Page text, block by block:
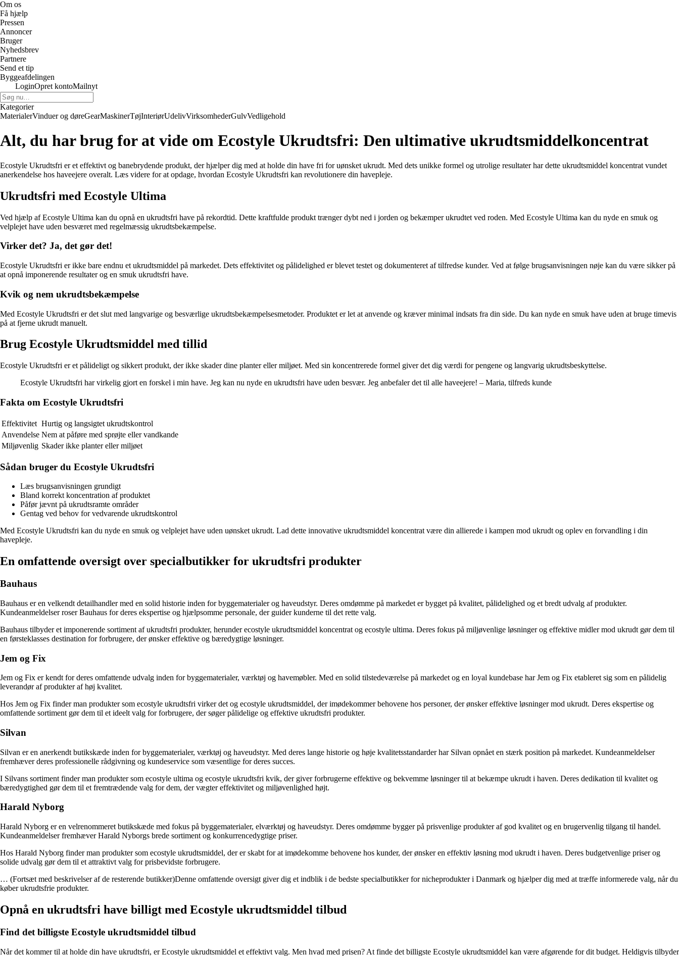
Om os
Få hjælp
Pressen
Annoncer
Bruger
Nyhedsbrev
Partnere
Send et tip
Byggeafdelingen
LoginOpret kontoMailnyt
Kategorier
MaterialerVinduer og døreGearMaskinerTøjInteriørUdelivVirksomhederGulvVedligehold
Alt, du har brug for at vide om Ecostyle Ukrudtsfri: Den ultimative ukrudtsmiddelkoncentrat
Ecostyle Ukrudtsfri er et effektivt og banebrydende produkt, der hjælper dig med at holde din have fri for uønsket ukrudt. Med dets unikke formel og utrolige resultater har dette ukrudtsmiddel koncentrat vundet
anerkendelse hos haveejere overalt. Læs videre for at opdage, hvordan Ecostyle Ukrudtsfri kan revolutionere din havepleje.
Ukrudtsfri med Ecostyle Ultima
Ved hjælp af Ecostyle Ultima kan du opnå en ukrudtsfri have på rekordtid. Dette kraftfulde produkt trænger dybt ned i jorden og bekæmper ukrudtet ved roden. Med Ecostyle Ultima kan du nyde en smuk og
velplejet have uden besværet med regelmæssig ukrudtsbekæmpelse.
Virker det? Ja, det gør det!
Ecostyle Ukrudtsfri er ikke bare endnu et ukrudtsmiddel på markedet. Dets effektivitet og pålidelighed er blevet testet og dokumenteret af tilfredse kunder. Ved at følge brugsanvisningen nøje kan du være sikker på
at opnå imponerende resultater og en smuk ukrudtsfri have.
Kvik og nem ukrudtsbekæmpelse
Med Ecostyle Ukrudtsfri er det slut med langvarige og besværlige ukrudtsbekæmpelsesmetoder. Produktet er let at anvende og kræver minimal indsats fra din side. Du kan nyde en smuk have uden at bruge timevis
på at fjerne ukrudt manuelt.
Brug Ecostyle Ukrudtsmiddel med tillid
Ecostyle Ukrudtsfri er et pålideligt og sikkert produkt, der ikke skader dine planter eller miljøet. Med sin koncentrerede formel giver det dig værdi for pengene og langvarig ukrudtsbeskyttelse.
Ecostyle Ukrudtsfri har virkelig gjort en forskel i min have. Jeg kan nu nyde en ukrudtsfri have uden besvær. Jeg anbefaler det til alle haveejere! – Maria, tilfreds kunde
Fakta om Ecostyle Ukrudtsfri
Effektivitet Hurtig og langsigtet ukrudtskontrol
Anvendelse Nem at påføre med sprøjte eller vandkande
Miljøvenlig Skader ikke planter eller miljøet
Sådan bruger du Ecostyle Ukrudtsfri
Læs brugsanvisningen grundigt
Bland korrekt koncentration af produktet
Påfør jævnt på ukrudtsramte områder
Gentag ved behov for vedvarende ukrudtskontrol
Med Ecostyle Ukrudtsfri kan du nyde en smuk og velplejet have uden uønsket ukrudt. Lad dette innovative ukrudtsmiddel koncentrat være din allierede i kampen mod ukrudt og oplev en forvandling i din
havepleje.
En omfattende oversigt over specialbutikker for ukrudtsfri produkter
Bauhaus
Bauhaus er en velkendt detailhandler med en solid historie inden for byggematerialer og haveudstyr. Deres omdømme på markedet er bygget på kvalitet, pålidelighed og et bredt udvalg af produkter.
Kundeanmeldelser roser Bauhaus for deres ekspertise og hjælpsomme personale, der guider kunderne til det rette valg.
Bauhaus tilbyder et imponerende sortiment af ukrudtsfri produkter, herunder ecostyle ukrudtsmiddel koncentrat og ecostyle ultima. Deres fokus på miljøvenlige løsninger og effektive midler mod ukrudt gør dem til
en førsteklasses destination for forbrugere, der ønsker effektive og bæredygtige løsninger.
Jem og Fix
Jem og Fix er kendt for deres omfattende udvalg inden for byggematerialer, værktøj og havemøbler. Med en solid tilstedeværelse på markedet og en loyal kundebase har Jem og Fix etableret sig som en pålidelig
leverandør af produkter af høj kvalitet.
Hos Jem og Fix finder man produkter som ecostyle ukrudtsfri virker det og ecostyle ukrudtsmiddel, der imødekommer behovene hos personer, der ønsker effektive løsninger mod ukrudt. Deres ekspertise og
omfattende sortiment gør dem til et ideelt valg for forbrugere, der søger pålidelige og effektive ukrudtsfri produkter.
Silvan
Silvan er en anerkendt butikskæde inden for byggematerialer, værktøj og haveudstyr. Med deres lange historie og høje kvalitetsstandarder har Silvan opnået en stærk position på markedet. Kundeanmeldelser
fremhæver deres professionelle rådgivning og kundeservice som væsentlige for deres succes.
I Silvans sortiment finder man produkter som ecostyle ultima og ecostyle ukrudtsfri kvik, der giver forbrugerne effektive og bekvemme løsninger til at bekæmpe ukrudt i haven. Deres dedikation til kvalitet og
bæredygtighed gør dem til et fremtrædende valg for dem, der vægter effektivitet og miljøvenlighed højt.
Harald Nyborg
Harald Nyborg er en velrenommeret butikskæde med fokus på byggematerialer, elværktøj og haveudstyr. Deres omdømme bygger på prisvenlige produkter af god kvalitet og en brugervenlig tilgang til handel.
Kundeanmeldelser fremhæver Harald Nyborgs brede sortiment og konkurrencedygtige priser.
Hos Harald Nyborg finder man produkter som ecostyle ukrudtsmiddel, der er skabt for at imødekomme behovene hos kunder, der ønsker en effektiv løsning mod ukrudt i haven. Deres budgetvenlige priser og
solide udvalg gør dem til et attraktivt valg for prisbevidste forbrugere.
… (Fortsæt med beskrivelser af de resterende butikker)Denne omfattende oversigt giver dig et indblik i de bedste specialbutikker for nicheprodukter i Danmark og hjælper dig med at træffe informerede valg, når du
køber ukrudtsfrie produkter.
Opnå en ukrudtsfri have billigt med Ecostyle ukrudtsmiddel tilbud
Find det billigste Ecostyle ukrudtsmiddel tilbud
Når det kommer til at holde din have ukrudtsfri, er Ecostyle ukrudtsmiddel et effektivt valg. Men hvad med prisen? At finde det billigste Ecostyle ukrudtsmiddel kan være afgørende for dit budget. Heldigvis tilbyder